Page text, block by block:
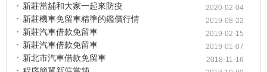
新莊當舖和大家一起來防疫 2020-02-04
新莊機車免留車精準的鑑價行情 2019-08-22
新莊汽車借款免留車 2019-02-15
新莊汽車借款免留車 2019-01-07
新北市汽車借款免留車 2018-11-16